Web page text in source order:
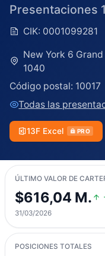
Presentaciones
CIK: 0001099281
New York 6
1040
Código postal: 10017
Todas las
13F Excel PRO
ÚLTIMO VALOR DE
$616,04 M.
31/03/2026
POSICIONES TOTALES